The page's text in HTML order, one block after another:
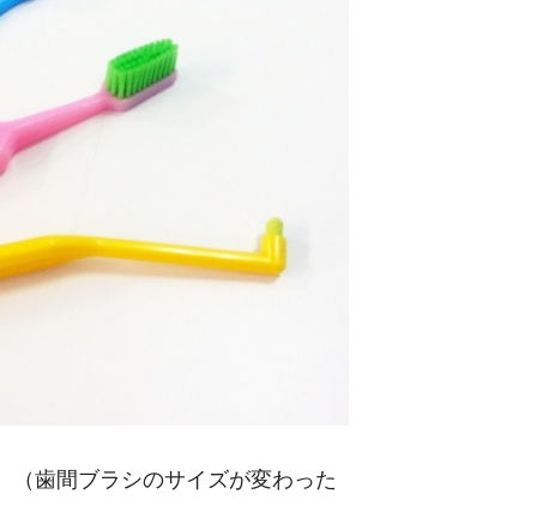
（歯間ブラシのサイズが変わった